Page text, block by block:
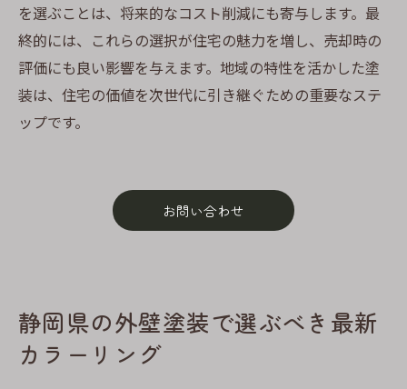
を選ぶことは、将来的なコスト削減にも寄与します。最
終的には、これらの選択が住宅の魅力を増し、売却時の
評価にも良い影響を与えます。地域の特性を活かした塗
装は、住宅の価値を次世代に引き継ぐための重要なステ
ップです。
お問い合わせ
静岡県の外壁塗装で選ぶべき最新
カラーリング